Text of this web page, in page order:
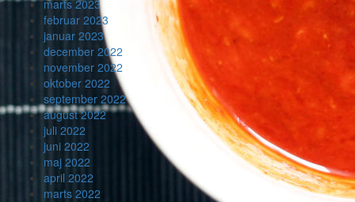
marts 2023
februar 2023
januar 2023
december 2022
november 2022
oktober 2022
september 2022
august 2022
juli 2022
juni 2022
maj 2022
april 2022
marts 2022